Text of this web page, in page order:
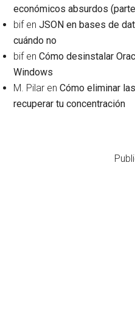
económicos absurdos
bif enJSON en bases de
cuándo no
bif enCómo desinstalar
Windows
M. Pilar enCómo eliminar
recuperar tu concentración